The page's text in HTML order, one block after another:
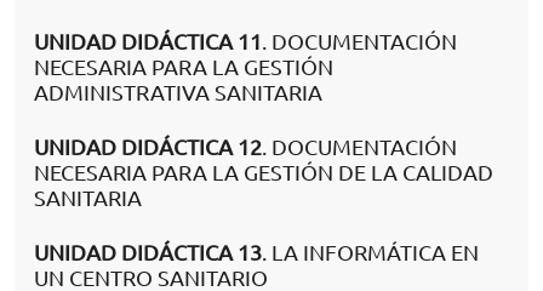
UNIDAD DIDÁCTICA 11. DOCUMENTACIÓN
NECESARIA PARA LA GESTIÓN
ADMINISTRATIVA SANITARIA
UNIDAD DIDÁCTICA 12. DOCUMENTACIÓN
NECESARIA PARA LA GESTIÓN DE LA CALIDAD
SANITARIA
UNIDAD DIDÁCTICA 13. LA INFORMÁTICA EN
UN CENTRO SANITARIO